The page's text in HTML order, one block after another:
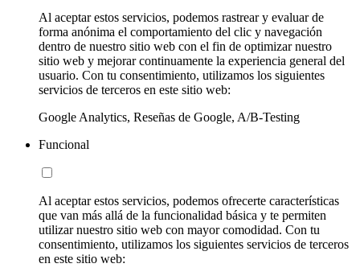
Al aceptar estos servicios, podemos rastrear y evaluar de
forma anónima el comportamiento del clic y navegación
dentro de nuestro sitio web con el fin de optimizar nuestro
sitio web y mejorar continuamente la experiencia general del
usuario. Con tu consentimiento, utilizamos los siguientes
servicios de terceros en este sitio web:
Google Analytics, Reseñas de Google, A/B-Testing
Funcional
Al aceptar estos servicios, podemos ofrecerte características
que van más allá de la funcionalidad básica y te permiten
utilizar nuestro sitio web con mayor comodidad. Con tu
consentimiento, utilizamos los siguientes servicios de terceros
en este sitio web: